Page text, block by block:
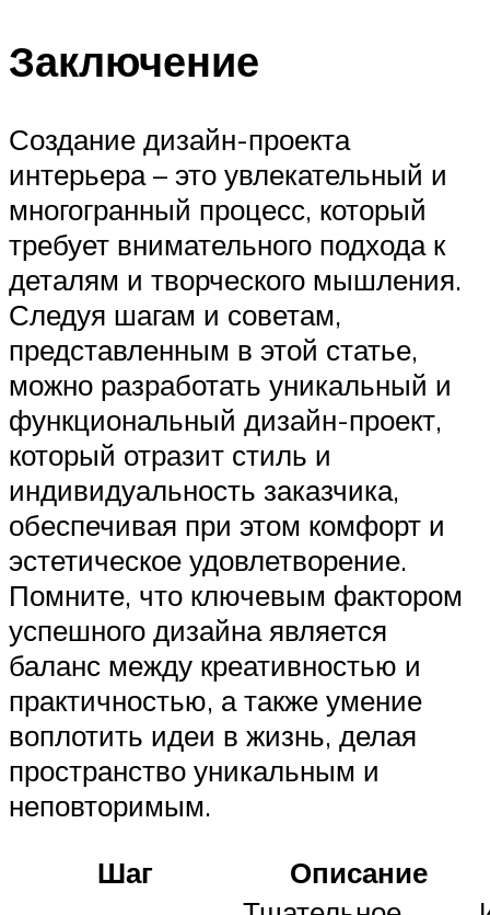
Заключение
Создание дизайн-проекта
интерьера – это увлекательный и
многогранный процесс, который
требует внимательного подхода к
деталям и творческого мышления.
Следуя шагам и советам,
представленным в этой статье,
можно разработать уникальный и
функциональный дизайн-проект,
который отразит стиль и
индивидуальность заказчика,
обеспечивая при этом комфорт и
эстетическое удовлетворение.
Помните, что ключевым фактором
успешного дизайна является
баланс между креативностью и
практичностью, а также умение
воплотить идеи в жизнь, делая
пространство уникальным и
неповторимым.
Шаг
Описание